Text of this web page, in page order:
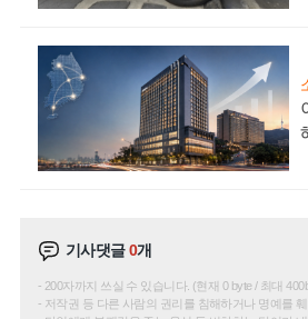
기사댓글0개
200자까지 쓰실 수 있습니다. (현재 0 byte / 최대
저작권 등 다른 사람의 권리를 침해하거나 명예를